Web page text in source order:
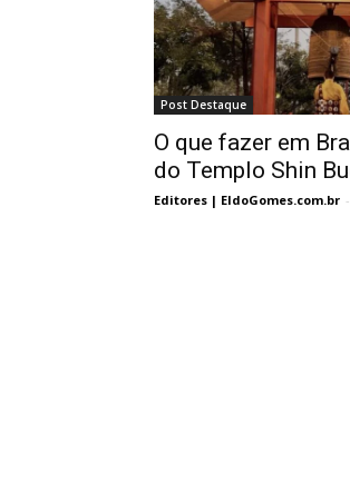
Post Destaque
O que fazer em
do Templo Shin
Editores | EldoGomes.com.br -